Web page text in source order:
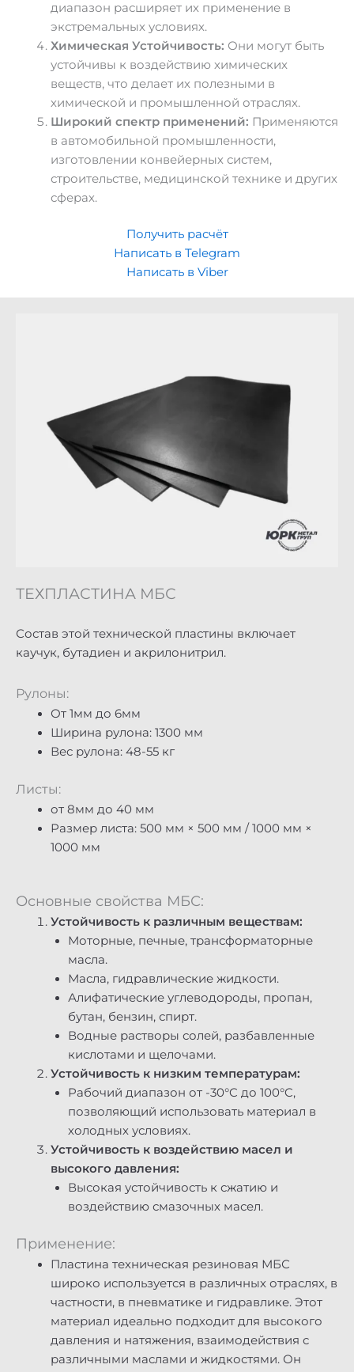
диапазон расширяет их применение в
экстремальных условиях.
Химическая Устойчивость: Они могут быть
устойчивы к воздействию химических
веществ, что делает их полезными в
химической и промышленной отраслях.
Широкий спектр применений: Применяются
в автомобильной промышленности,
изготовлении конвейерных систем,
строительстве, медицинской технике и других
сферах.
Получить расчёт
Написать в Telegram
Написать в Viber
ТЕХПЛАСТИНА МБС
Состав этой технической пластины включает
каучук, бутадиен и акрилонитрил.
Рулоны:
От 1мм до 6мм
Ширина рулона: 1300 мм
Вес рулона: 48-55 кг
Листы:
от 8мм до 40 мм
Размер листа: 500 мм × 500 мм / 1000 мм ×
1000 мм
Основные свойства МБС:
Устойчивость к различным веществам:
Моторные, печные, трансформаторные
масла.
Масла, гидравлические жидкости.
Алифатические углеводороды, пропан,
бутан, бензин, спирт.
Водные растворы солей, разбавленные
кислотами и щелочами.
Устойчивость к низким температурам:
Рабочий диапазон от -30°C до 100°C,
позволяющий использовать материал в
холодных условиях.
Устойчивость к воздействию масел и
высокого давления:
Высокая устойчивость к сжатию и
воздействию смазочных масел.
Применение:
Пластина техническая резиновая МБС
широко используется в различных отраслях, в
частности, в пневматике и гидравлике. Этот
материал идеально подходит для высокого
давления и натяжения, взаимодействия с
различными маслами и жидкостями. Он